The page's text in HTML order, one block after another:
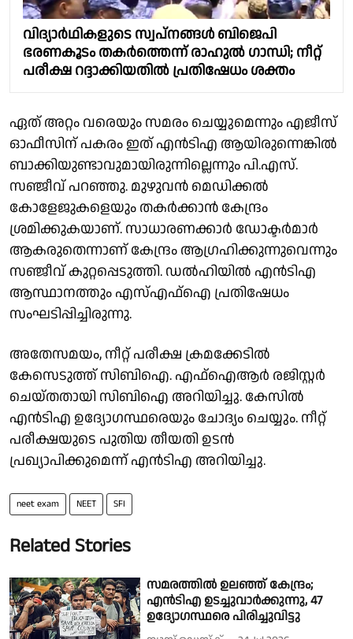
വിദ്യാർഥികളുടെ സ്വപ്നങ്ങൾ ബിജെപി
ഭരണകൂടം തകർത്തെന്ന് രാഹുൽ ഗാന്ധി; നീറ്റ്
പരീക്ഷ റദ്ദാക്കിയതിൽ പ്രതിഷേധം ശക്തം
ഏത് അറ്റം വരെയും സമരം ചെയ്യുമെന്നും എജീസ്
ഓഫീസിന് പകരം ഇത് എന്‍ടിഎ ആയിരുന്നെങ്കില്‍
ബാക്കിയുണ്ടാവുമായിരുന്നില്ലെന്നും പി.എസ്.
സഞ്ജീവ് പറഞ്ഞു. മുഴുവന്‍ മെഡിക്കല്‍
കോളേജുകളെയും തകര്‍ക്കാന്‍ കേന്ദ്രം
ശ്രമിക്കുകയാണ്. സാധാരണക്കാര്‍ ഡോക്ടര്‍മാര്‍
ആകരുതെന്നാണ് കേന്ദ്രം ആഗ്രഹിക്കുന്നുവെന്നും
സഞ്ജീവ് കുറ്റപ്പെടുത്തി. ഡൽഹിയിൽ എൻടിഎ
ആസ്ഥാനത്തും എസ്എഫ്ഐ പ്രതിഷേധം
സംഘടിപ്പിച്ചിരുന്നു.
അതേസമയം, നീറ്റ് പരീക്ഷ ക്രമക്കേടിൽ
കേസെടുത്ത് സിബിഐ. എഫ്ഐആർ രജിസ്റ്റർ
ചെയ്തതായി സിബിഐ അറിയിച്ചു. കേസിൽ
എൻടിഎ ഉദ്യോ​​ഗസ്ഥരെയും ചോദ്യം ചെയ്യും. നീറ്റ്
പരീക്ഷയുടെ പുതിയ തീയതി ഉടൻ
പ്രഖ്യാപിക്കുമെന്ന് എൻടിഎ അറിയിച്ചു.
neet exam NEET SFI
Related Stories
സമരത്തില്‍ ഉലഞ്ഞ് കേന്ദ്രം;
എൻടിഎ ഉടച്ചുവാര്‍ക്കുന്നു, 47
ഉദ്യോഗസ്ഥരെ പിരിച്ചുവിട്ടു